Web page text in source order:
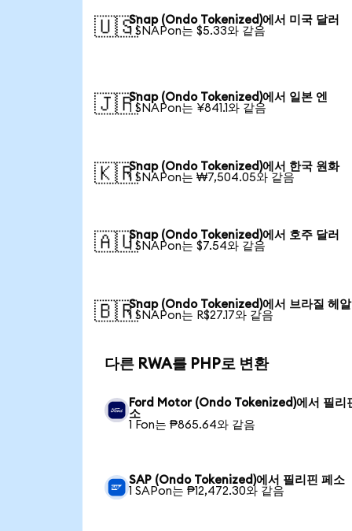
🇺🇸Snap (Ondo Tokenized)에서 미국 달러
1 SNAPon는 $5.33와 같음
🇯🇵Snap (Ondo Tokenized)에서 일본 엔
1 SNAPon는 ¥841.1와 같음
🇰🇷Snap (Ondo Tokenized)에서 한국 원화
1 SNAPon는 ₩7,504.05와 같음
🇦🇺Snap (Ondo Tokenized)에서 호주 달러
1 SNAPon는 $7.54와 같음
🇧🇷Snap (Ondo Tokenized)에서 브라질 헤알
1 SNAPon는 R$27.17와 같음
다른 RWA를 PHP로 변환
Ford Motor (Ondo Tokenized)에서 필리
소
1 Fon는 ₱865.64와 같음
SAP (Ondo Tokenized)에서 필리핀 페소
1 SAPon는 ₱12,472.30와 같음